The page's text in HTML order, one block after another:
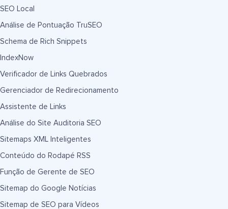
SEO Local
Análise de Pontuação TruSEO
Schema de Rich Snippets
IndexNow
Verificador de Links Quebrados
Gerenciador de Redirecionamento
Assistente de Links
Análise do Site Auditoria SEO
Sitemaps XML Inteligentes
Conteúdo do Rodapé RSS
Função de Gerente de SEO
Sitemap do Google Notícias
Sitemap de SEO para Vídeos